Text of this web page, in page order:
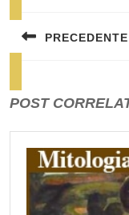
PRECEDENTE
POST